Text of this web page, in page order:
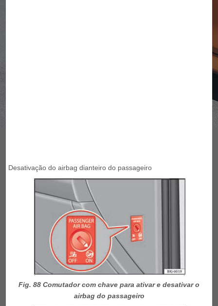
Desativação do airbag dianteiro do passageiro
Fig. 88 Comutador com chave para ativar e desativar o
airbag do passageiro